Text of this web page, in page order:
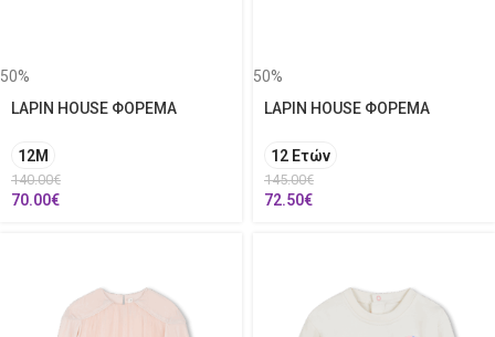
50%
LAPIN HOUSE ΦΟΡΕΜΑ
12Μ
140.00€
70.00€
50%
LAPIN HOUSE ΦΟΡΕΜΑ
12 Ετών
145.00€
72.50€